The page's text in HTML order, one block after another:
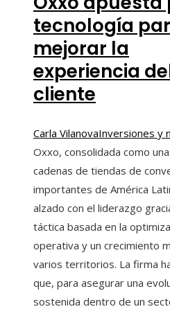
tecnología
mejorar la
experiencia
cliente
Carla VilanovaInversiones y
Oxxo, consolidada como
cadenas de tiendas de
importantes de América
alzado con el liderazgo
táctica basada en la
operativa y un crecimiento
varios territorios. La firma
que, para asegurar una
sostenida dentro de un